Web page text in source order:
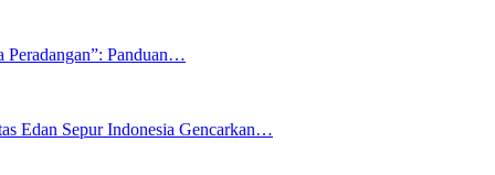
Peradangan”: Panduan…
Edan Sepur Indonesia Gencarkan…